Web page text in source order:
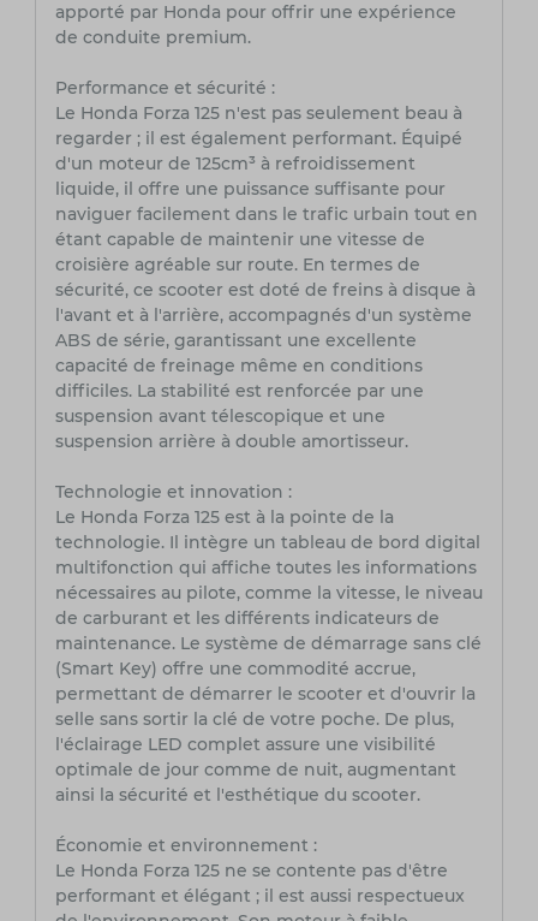
apporté par Honda pour offrir une expérience
de conduite premium.
Performance et sécurité :
Le Honda Forza 125 n'est pas seulement beau à
regarder ; il est également performant. Équipé
d'un moteur de 125cm³ à refroidissement
liquide, il offre une puissance suffisante pour
naviguer facilement dans le trafic urbain tout en
étant capable de maintenir une vitesse de
croisière agréable sur route. En termes de
sécurité, ce scooter est doté de freins à disque à
l'avant et à l'arrière, accompagnés d'un système
ABS de série, garantissant une excellente
capacité de freinage même en conditions
difficiles. La stabilité est renforcée par une
suspension avant télescopique et une
suspension arrière à double amortisseur.
Technologie et innovation :
Le Honda Forza 125 est à la pointe de la
technologie. Il intègre un tableau de bord digital
multifonction qui affiche toutes les informations
nécessaires au pilote, comme la vitesse, le niveau
de carburant et les différents indicateurs de
maintenance. Le système de démarrage sans clé
(Smart Key) offre une commodité accrue,
permettant de démarrer le scooter et d'ouvrir la
selle sans sortir la clé de votre poche. De plus,
l'éclairage LED complet assure une visibilité
optimale de jour comme de nuit, augmentant
ainsi la sécurité et l'esthétique du scooter.
Économie et environnement :
Le Honda Forza 125 ne se contente pas d'être
performant et élégant ; il est aussi respectueux